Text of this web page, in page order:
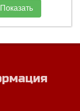
Показать